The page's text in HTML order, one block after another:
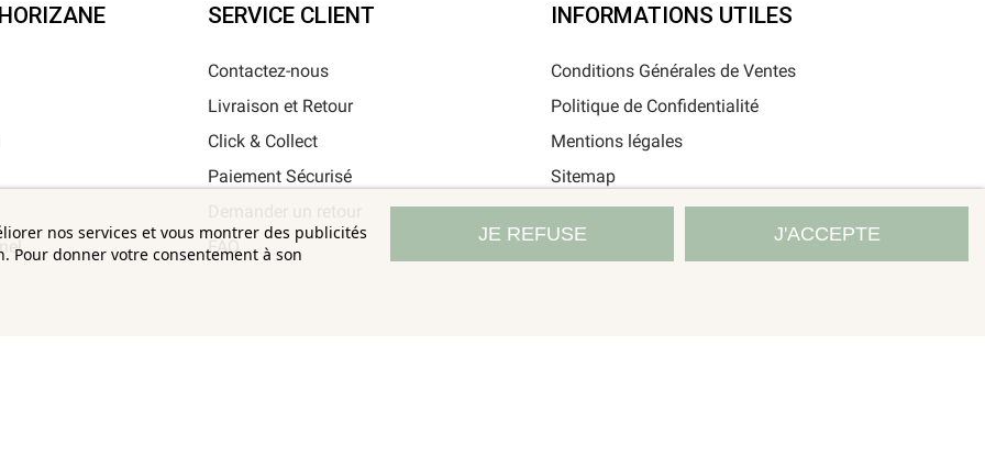
nos services et vous montrer des publicités
Pour donner votre consentement à son
JE REFUSE J'ACCEPTE
SERVICE CLIENT
Contactez-nous
Livraison et Retour
Click & Collect
Paiement Sécurisé
FAQ
INFORMATIONS UTILES
Conditions Générales de Ventes
Politique de Confidentialité
Mentions légales
Sitemap